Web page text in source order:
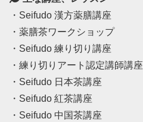
・Seifudo 漢方薬膳講座
・薬膳茶ワークショップ
・Seifudo 練り切り講座
・練り切りアート認定講師講座
・Seifudo 日本茶講座
・Seifudo 紅茶講座
・Seifudo 中国茶講座